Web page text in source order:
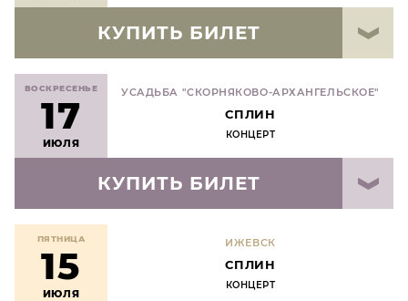
КУПИТЬ БИЛЕТ
ВОСКРЕСЕНЬЕ
17
ИЮЛЯ
УСАДЬБА "СКОРНЯКОВО-АРХАНГЕЛЬСКОЕ"
СПЛИН
КОНЦЕРТ
КУПИТЬ БИЛЕТ
ПЯТНИЦА
15
ИЮЛЯ
ИЖЕВСК
СПЛИН
КОНЦЕРТ